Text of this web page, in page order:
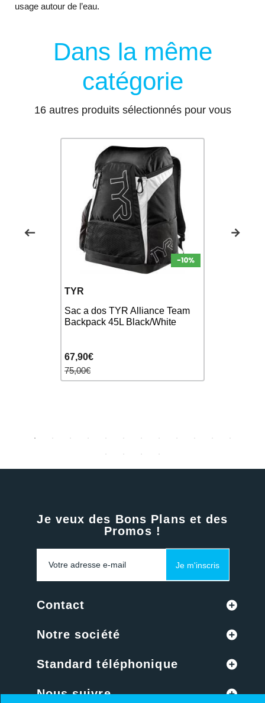
usage autour de l’eau.
Dans la même
catégorie
16 autres produits sélectionnés pour vous
TYR
Sac a dos TYR Alliance Team
Backpack 45L Black/White
67,90€
75,00€
Je veux des Bons Plans et des
Promos !
Je m'inscris
Contact
Notre société
Standard téléphonique
Nous suivre